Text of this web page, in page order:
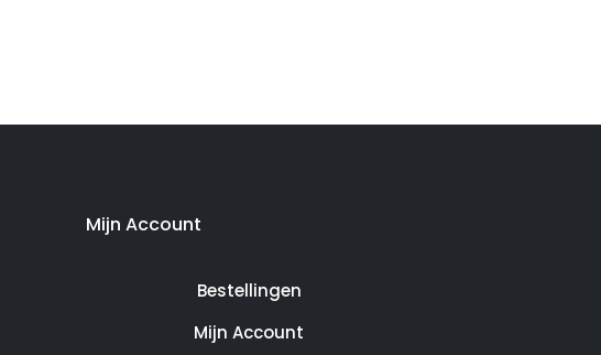
Mijn Account
Bestellingen
Mijn Account